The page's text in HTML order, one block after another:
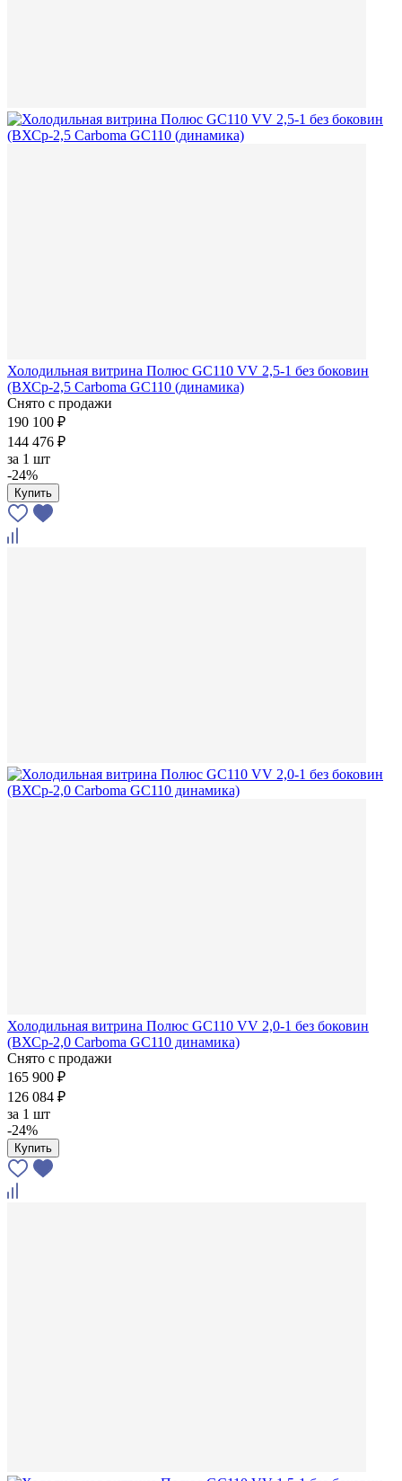
Холодильная витрина Полюс GC110 VV 2,5-1 без боковин
(ВХСр-2,5 Carboma GC110 (динамика)
Снято с продажи
190 100 ₽
144 476 ₽
за 1 шт
-24%
Купить
Холодильная витрина Полюс GC110 VV 2,0-1 без боковин
(ВХСр-2,0 Carboma GC110 динамика)
Снято с продажи
165 900 ₽
126 084 ₽
за 1 шт
-24%
Купить